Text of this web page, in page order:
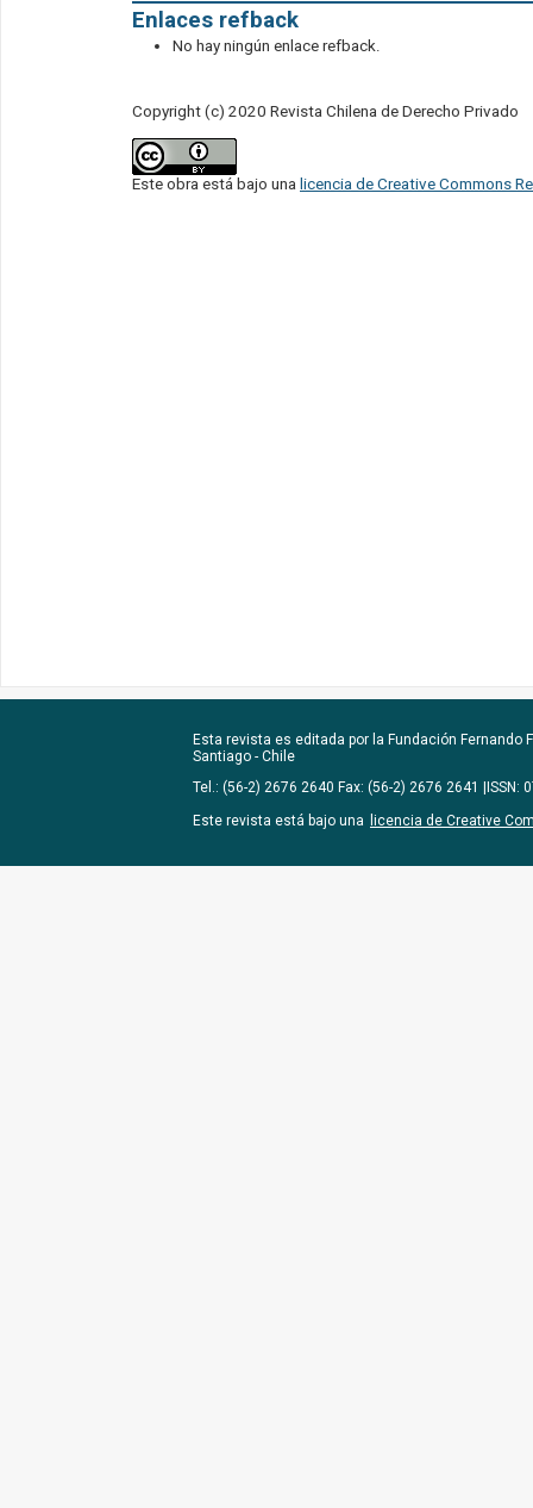
Enlaces refback
No hay ningún enlace refback.
Copyright (c) 2020 Revista Chilena de Derecho Privado
Este obra está bajo una licencia de Creative Commons
Esta revista es editada por la Fundación Fernando
Santiago - Chile
Tel.: (56-2) 2676 2640 Fax: (56-2) 2676 2641 |ISSN:
Este revista está bajo una
licencia de Creative